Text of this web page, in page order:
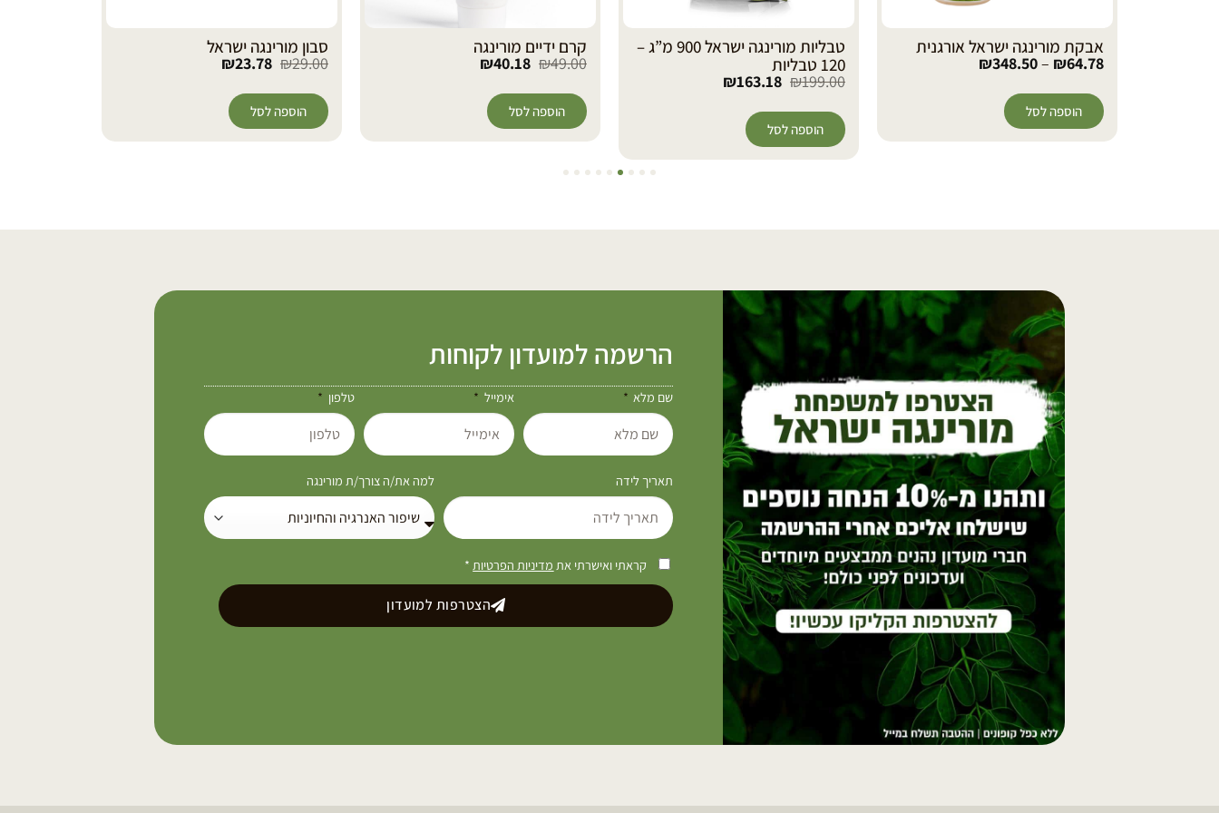
אבקת מורינגה ישראל אורגנית
₪64.78
–
₪348.50
הוספה לסל
טבליות מורינגה ישראל 900 מ”ג –
120 טבליות
₪199.00
₪163.18
הוספה לסל
קרם ידיים מורינגה
₪49.00
₪40.18
הוספה לסל
סבון מורינגה ישראל
₪29.00
₪23.78
הוספה לסל
הרשמה למועדון לקוחות
שם מלא אימייל טלפון
תאריך לידה למה את/ה צורך/ת מורינגה
קראתי ואישרתי את מדיניות הפרטיות *
הצטרפות למועדון